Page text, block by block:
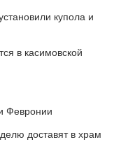
купола и
в касимовской
Февронии
доставят в храм